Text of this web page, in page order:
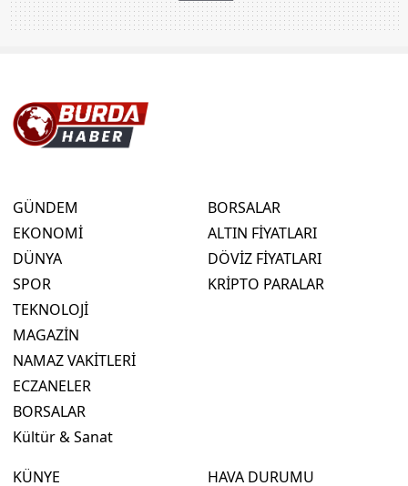
GÜNDEM
EKONOMİ
DÜNYA
SPOR
TEKNOLOJİ
MAGAZİN
NAMAZ VAKİTLERİ
ECZANELER
BORSALAR
Kültür & Sanat
BORSALAR
ALTIN FİYATLARI
DÖVİZ FİYATLARI
KRİPTO PARALAR
KÜNYE HAVA DURUMU